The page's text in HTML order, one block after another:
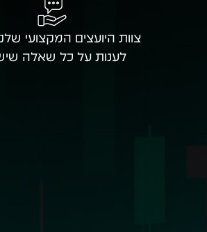
צוות היועצים המקצועי
לענות על כל שאלה